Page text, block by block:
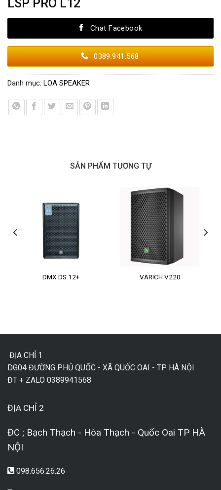
LSP PRO L12
Chat Facebook
0389.941.568
Danh mục: LOA SPEAKER
SẢN PHẨM TƯƠNG TỰ
DMX DS 12+ VARICH V220
ĐỊA CHỈ 1
DG04 ĐƯỜNG PHỦ QUỐC - XÃ QUỐC OAI - TP HÀ NỘI
ĐT + ZALO 0389941568
ĐỊA CHỈ 2
ĐC ; Bạch Thạch - Hòa Thạch - Quốc Oai TP HÀ
NỘI
098.656.26.26